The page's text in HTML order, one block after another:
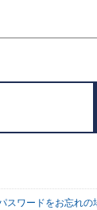
スワードをお忘れの